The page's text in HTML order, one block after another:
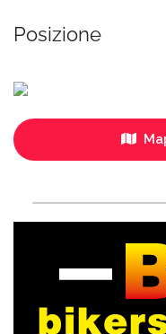
Posizione